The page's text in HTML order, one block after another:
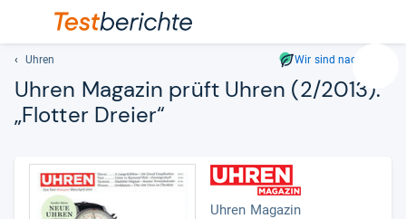
Geben
Uhren Wir sind nachhaltig
Uhren Maga­zin prüft Uhren (2/2013):
„Flot­ter Dreier“
Uhren Magazin